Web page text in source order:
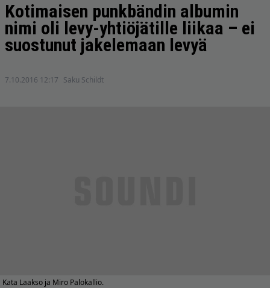
Kotimaisen punkbändin albumin
nimi oli levy-yhtiöjätille liikaa – ei
suostunut jakelemaan levyä
7.10.2016 12:17 Saku Schildt
Kata Laakso ja Miro Palokallio.